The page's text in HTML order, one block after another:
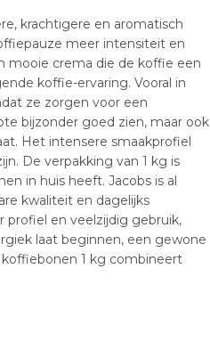
krachtigere en aromatisch
meer intensiteit en
mooie crema die de koffie een
koffie-ervaring. Vooral in
ze zorgen voor een
bijzonder goed zien, maar ook
Het intensere smaakprofiel
De verpakking van 1 kg is
in huis heeft. Jacobs is al
kwaliteit en dagelijks
en veelzijdig gebruik,
laat beginnen, een gewone
1 kg combineert